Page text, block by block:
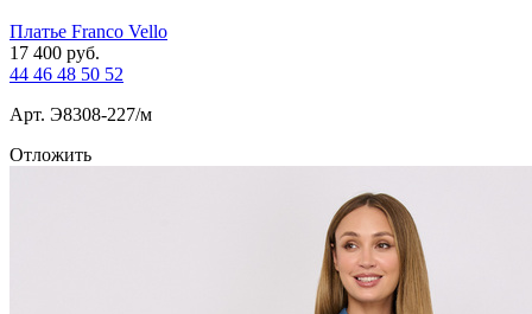
Платье Franco Vello
17 400 руб.
44 46 48 50 52
Арт. Э8308-227/м
Отложить